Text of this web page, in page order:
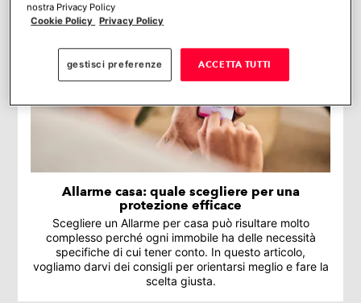
Allarme casa: quale scegliere per una
protezione efficace
Scegliere un Allarme per casa può risultare molto
complesso perché ogni immobile ha delle necessità
specifiche di cui tener conto. In questo articolo,
vogliamo darvi dei consigli per orientarsi meglio e fare la
scelta giusta.
nostra Privacy Policy
Cookie Policy Privacy Policy
gestisci preferenze ACCETTA TUTTI